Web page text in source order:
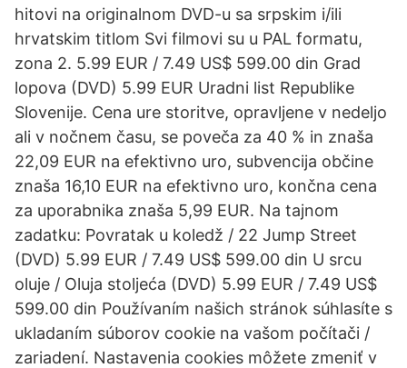
hitovi na originalnom DVD-u sa srpskim i/ili
hrvatskim titlom Svi filmovi su u PAL formatu,
zona 2. 5.99 EUR / 7.49 US$ 599.00 din Grad
lopova (DVD) 5.99 EUR Uradni list Republike
Slovenije. Cena ure storitve, opravljene v nedeljo
ali v nočnem času, se poveča za 40 % in znaša
22,09 EUR na efektivno uro, subvencija občine
znaša 16,10 EUR na efektivno uro, končna cena
za uporabnika znaša 5,99 EUR. Na tajnom
zadatku: Povratak u koledž / 22 Jump Street
(DVD) 5.99 EUR / 7.49 US$ 599.00 din U srcu
oluje / Oluja stoljeća (DVD) 5.99 EUR / 7.49 US$
599.00 din Používaním našich stránok súhlasíte s
ukladaním súborov cookie na vašom počítači /
zariadení. Nastavenia cookies môžete zmeniť v